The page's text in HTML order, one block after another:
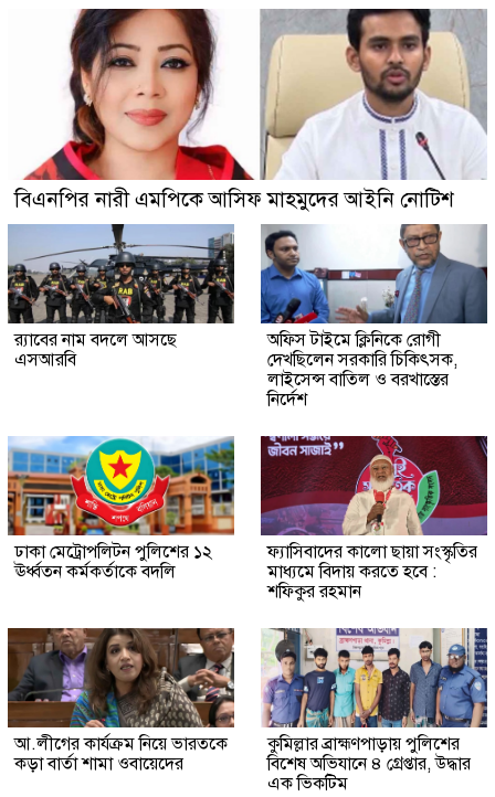
বিএনপির নারী এমপিকে আসিফ মাহমুদের আইনি নোটিশ
র‍্যাবের নাম বদলে আসছে
এসআরবি
অফিস টাইমে ক্লিনিকে রোগী
দেখছিলেন সরকারি চিকিৎসক,
লাইসেন্স বাতিল ও বরখাস্তের
নির্দেশ
ঢাকা মেট্রোপলিটন পুলিশের ১২
ঊর্ধ্বতন কর্মকর্তাকে বদলি
ফ্যাসিবাদের কালো ছায়া সংস্কৃতির
মাধ্যমে বিদায় করতে হবে :
শফিকুর রহমান
আ.লীগের কার্যক্রম নিয়ে ভারতকে
কড়া বার্তা শামা ওবায়েদের
কুমিল্লার ব্রাহ্মণপাড়ায় পুলিশের
বিশেষ অভিযানে ৪ গ্রেপ্তার, উদ্ধার
এক ভিকটিম